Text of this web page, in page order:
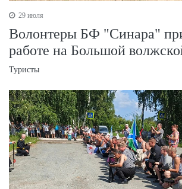
29 июля
Волонтеры БФ "Синара"
работе на Большой
Туристы